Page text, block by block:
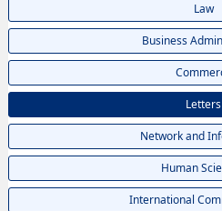
Law
Business
Letters
Network and
Human
International